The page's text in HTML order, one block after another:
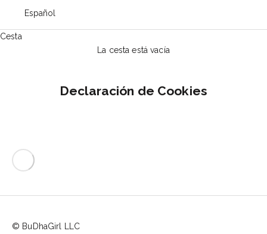
Español
Cesta
La cesta está vacía
Declaración de Cookies
© BuDhaGirl LLC